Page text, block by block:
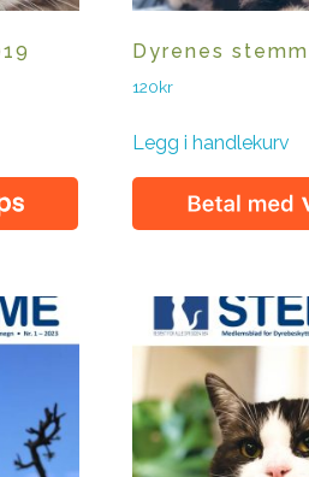
Dyrenes
120kr
Legg i handlekurv